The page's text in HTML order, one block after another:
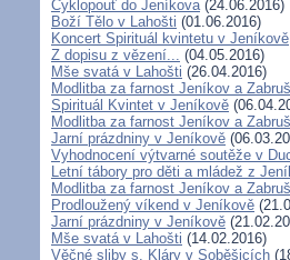
Cyklopouť do Jeníkova(24.06.2016)
Boží Tělo v Lahošti (01.06.2016)
Koncert Spirituál kvintetu v Jeníkově
Z dopisu z vězení... (04.05.2016)
Mše svatá v Lahošti (26.04.2016)
Modlitba za farnost Jeníkov a
Spirituál Kvintet v Jeníkově
Modlitba za farnost Jeníkov a
Jarní prázdniny v Jeníkově
Vyhodnocení výtvarné soutěže v
Letní tábory pro děti a mládež z
Modlitba za farnost Jeníkov a
Prodloužený víkend v Jeníkově
Jarní prázdniny v Jeníkově
Mše svatá v Lahošti (14.02.2016)
Věčné sliby s. Kláry v Soběšicích